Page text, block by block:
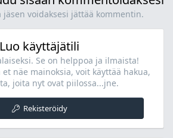
jäsen voidaksesi jättää kommentin.
Luo käyttäjätili
Se on helppoa ja ilmaista!
näe mainoksia, voit käyttää hakua,
joita nyt ovat piilossa...jne.
Rekisteröidy